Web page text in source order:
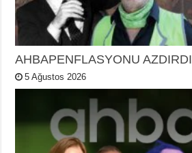
AHBAPENFLASYONU AZDIRDI
5 Ağustos 2026